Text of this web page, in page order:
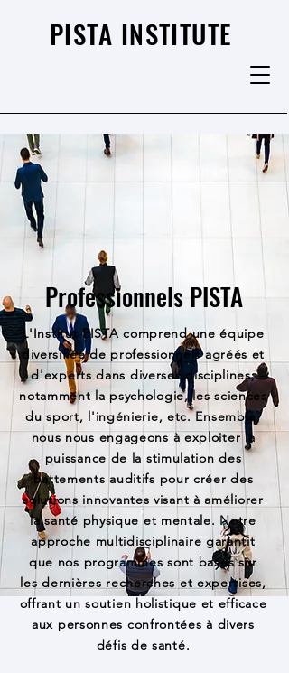
PISTA INSTITUTE
Professionnels PISTA
L'Institut PISTA comprend une équipe
diversifiée de professionnels agréés et
d'experts dans diverses disciplines,
notamment la psychologie, les sciences
du sport, l'ingénierie, etc. Ensemble,
nous nous engageons à exploiter la
puissance de la stimulation des
battements auditifs pour créer des
solutions innovantes visant à améliorer
la santé physique et mentale. Notre
approche multidisciplinaire garantit
que nos programmes sont basés sur
les dernières recherches et expertises,
offrant un soutien holistique et efficace
aux personnes confrontées à divers
défis de santé.